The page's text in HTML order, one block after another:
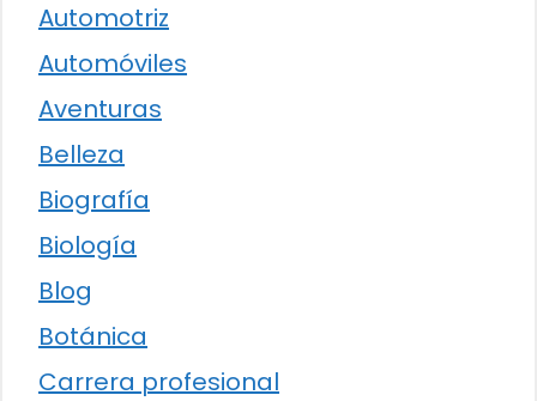
Automotriz
Automóviles
Aventuras
Belleza
Biografía
Biología
Blog
Botánica
Carrera profesional